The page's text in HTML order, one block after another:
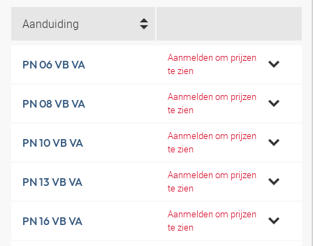
Aanduiding
PN 06 VB VA
Aanmelden om prijzen
te zien
PN 08 VB VA
Aanmelden om prijzen
te zien
PN 10 VB VA
Aanmelden om prijzen
te zien
PN 13 VB VA
Aanmelden om prijzen
te zien
PN 16 VB VA
Aanmelden om prijzen
te zien